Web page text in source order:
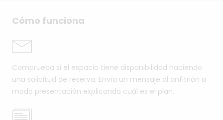
Cómo funciona
Comprueba si el espacio tiene disponibilidad haciendo
una solicitud de reserva. Envía un mensaje al anfitrión a
modo presentación explicando cuál es el plan.